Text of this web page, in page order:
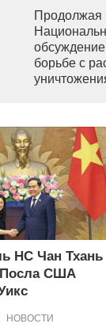
Продолжая
борьбе с
НС Чан Тхань
США
НОВОСТИ